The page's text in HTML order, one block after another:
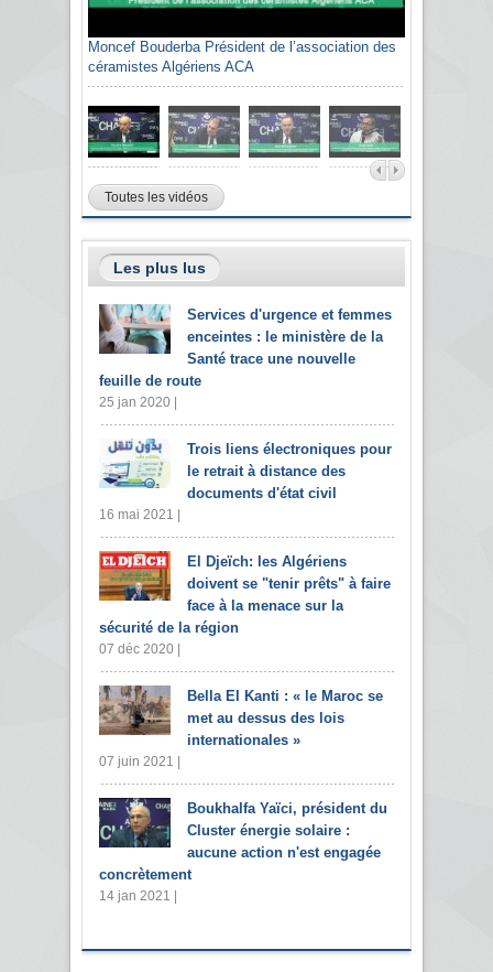
Moncef Bouderba Président de l’association des
céramistes Algériens ACA
Toutes les vidéos
Les plus lus
Services d'urgence et femmes
enceintes : le ministère de la
Santé trace une nouvelle
feuille de route
25 jan 2020 |
Trois liens électroniques pour
le retrait à distance des
documents d'état civil
16 mai 2021 |
El Djeïch: les Algériens
doivent se "tenir prêts" à faire
face à la menace sur la
sécurité de la région
07 déc 2020 |
Bella El Kanti : « le Maroc se
met au dessus des lois
internationales »
07 juin 2021 |
Boukhalfa Yaïci, président du
Cluster énergie solaire :
aucune action n'est engagée
concrètement
14 jan 2021 |